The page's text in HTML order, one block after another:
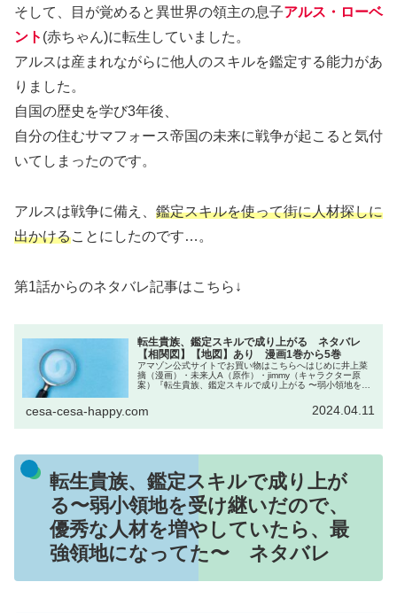
そして、目が覚めると異世界の領主の息子アルス・ローベ
ント (赤ちゃん)に転生していました。
アルスは産まれながらに他人のスキルを鑑定する能力があ
りました。
自国の歴史を学び3年後、
自分の住むサマフォース帝国の未来に戦争が起こると気付
いてしまったのです。
アルスは戦争に備え、 鑑定スキルを使って街に人材探しに
出かけることにしたのです…。
第1話からのネタバレ記事はこちら↓
転生貴族、鑑定スキルで成り上がる ネタバレ
【相関図】【地図】あり 漫画1巻から5巻
アマゾン公式サイトでお買い物はこちらへはじめに井上菜
摘（漫画）・未来人A（原作）・jimmy（キャラクター原
案）『転生貴族、鑑定スキルで成り上がる 〜弱小領地を受
cesa-cesa-happy.com 2024.04.11
転生貴族、鑑定スキルで成り上が
る〜弱小領地を受け継いだので、
優秀な人材を増やしていたら、最
強領地になってた〜 ネタバレ